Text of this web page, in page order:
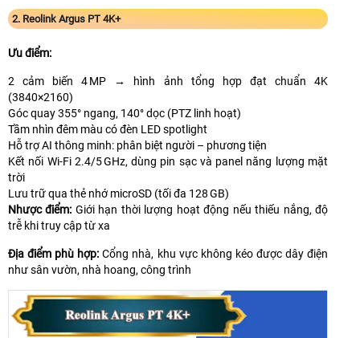
2. Reolink Argus PT 4K+
Ưu điểm:
2 cảm biến 4 MP → hình ảnh tổng hợp đạt chuẩn 4K
(3840×2160)
Góc quay 355° ngang, 140° dọc (PTZ linh hoạt)
Tầm nhìn đêm màu có đèn LED spotlight
Hỗ trợ AI thông minh: phân biệt người – phương tiện
Kết nối Wi-Fi 2.4/5 GHz, dùng pin sạc và panel năng lượng mặt
trời
Lưu trữ qua thẻ nhớ microSD (tối đa 128 GB)
Nhược điểm: Giới hạn thời lượng hoạt động nếu thiếu nắng, độ
trễ khi truy cập từ xa
Địa điểm phù hợp: Cổng nhà, khu vực không kéo được dây điện
như sân vườn, nhà hoang, công trình